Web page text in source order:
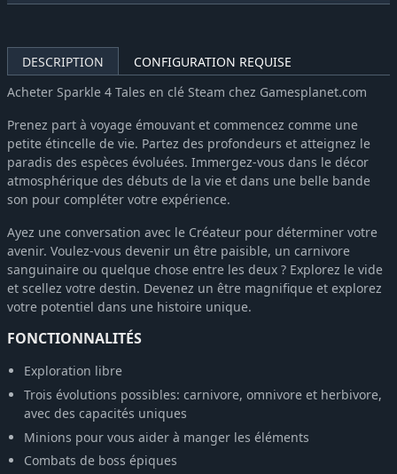
DESCRIPTION
CONFIGURATION REQUISE
Acheter Sparkle 4 Tales en clé Steam chez Gamesplanet.com
Prenez part à voyage émouvant et commencez comme une
petite étincelle de vie. Partez des profondeurs et atteignez le
paradis des espèces évoluées. Immergez-vous dans le décor
atmosphérique des débuts de la vie et dans une belle bande
son pour compléter votre expérience.
Ayez une conversation avec le Créateur pour déterminer votre
avenir. Voulez-vous devenir un être paisible, un carnivore
sanguinaire ou quelque chose entre les deux ? Explorez le vide
et scellez votre destin. Devenez un être magnifique et explorez
votre potentiel dans une histoire unique.
FONCTIONNALITÉS
Exploration libre
Trois évolutions possibles: carnivore, omnivore et herbivore,
avec des capacités uniques
Minions pour vous aider à manger les éléments
Combats de boss épiques